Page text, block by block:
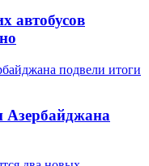
автобусов
Азербайджана